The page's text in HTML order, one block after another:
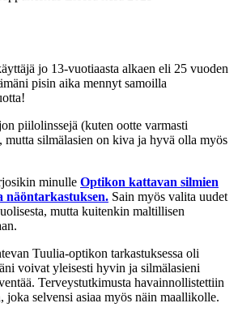
jo 13-vuotiaasta alkaen eli 25 vuoden
pisin aika mennyt samoilla
piilolinssejä (kuten ootte varmasti
mutta silmälasien on kiva ja hyvä olla myös
minulle Optikon kattavan silmien
näöntarkastuksen. Sain myös valita uudet
mutta kuitenkin maltillisen
Tuulia-optikon tarkastuksessa oli
voivat yleisesti hyvin ja silmälasieni
Terveystutkimusta havainnollistettiin
selvensi asiaa myös näin maallikolle.